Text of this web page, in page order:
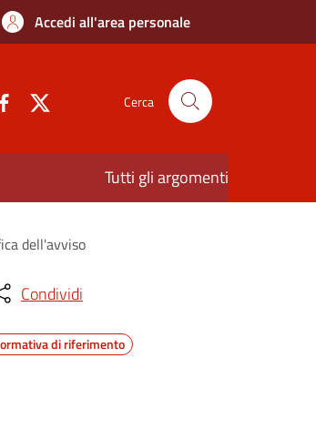
Accedi all'area personale
Cerca
Tutti gli argomenti
dell'avviso
Condividi
di riferimento